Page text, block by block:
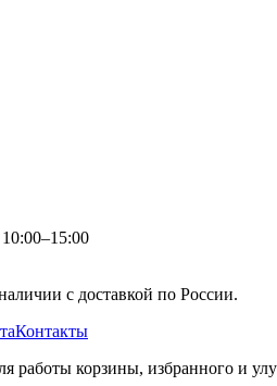
с доставкой по России.
Контакты
корзины, избранного и